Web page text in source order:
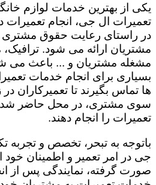
یکی از بهترین خدمات لوازم
تعمیرات ال جی، انجام
در راستای رعایت حقوق
مشتریان ارائه می شود.
مشغله مشتریان و ... باعث می
بسیاری برای انجام خدمات
ها تماس بگیرند تا
سوی مشتری، در محل حاضر
تعمیرات را انجام دهند.
باتوجه به تبحر، تخصص و تجربه
جی در امر تعمیر و اطمینان خود
صورت گرفته، نمایندگی پس از